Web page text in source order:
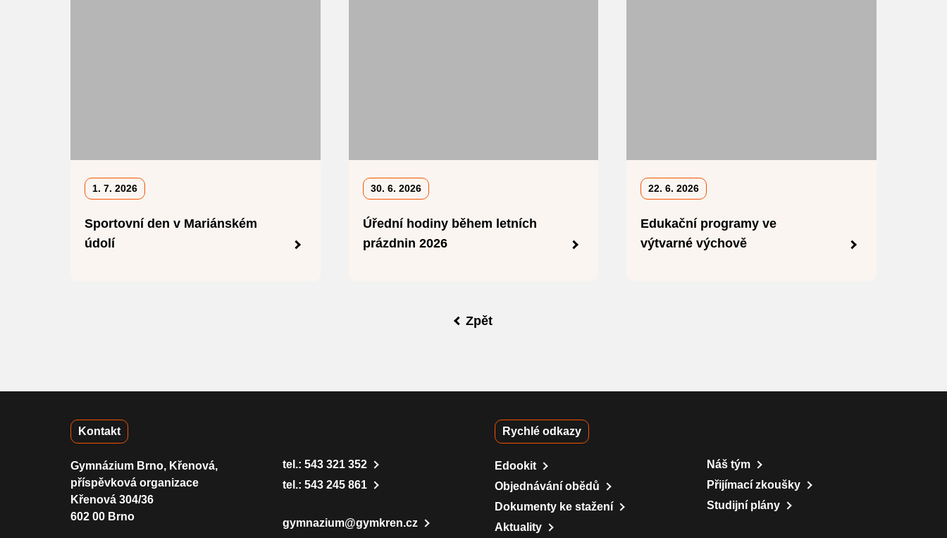
1. 7. 2026
Sportovní den v Mariánském
údolí
30. 6. 2026
Úřední hodiny během letních
prázdnin 2026
22. 6. 2026
Edukační programy ve
výtvarné výchově
Zpět
Kontakt
Gymnázium Brno, Křenová,
příspěvková organizace
Křenová 304/36
602 00 Brno
tel.: 543 321 352
tel.: 543 245 861
gymnazium@gymkren.cz
Rychlé odkazy
Edookit
Objednávání obědů
Dokumenty ke stažení
Aktuality
Náš tým
Přijímací zkoušky
Studijní plány